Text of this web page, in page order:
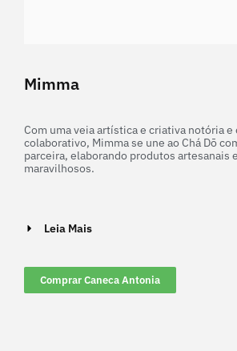
Mimma
Com uma veia artística e criativa notória
colaborativo, Mimma se une ao Chá Dō
parceira, elaborando produtos artesanais
maravilhosos.
Leia Mais
Comprar Caneca Antonia